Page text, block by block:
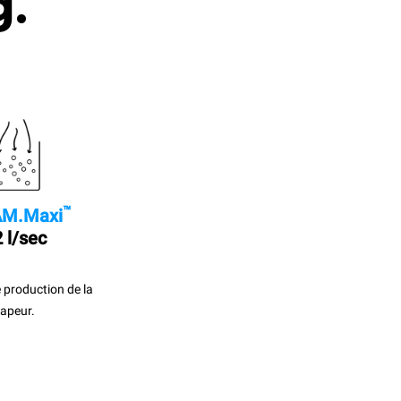
™
l/sec
production de la